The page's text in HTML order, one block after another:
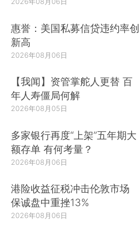
惠誉：美国私募信贷违约率创
新高
2026年08月06日
【我闻】资管掌舵人更替 百
年人寿僵局何解
2026年08月05日
多家银行再度“上架”五年期大
额存单 有何考量？
2026年08月06日
港险收益征税冲击伦敦市场
保诚盘中重挫13%
2026年08月06日